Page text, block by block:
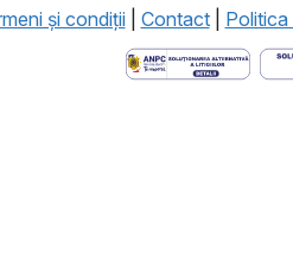
şi condiţii| Contact|